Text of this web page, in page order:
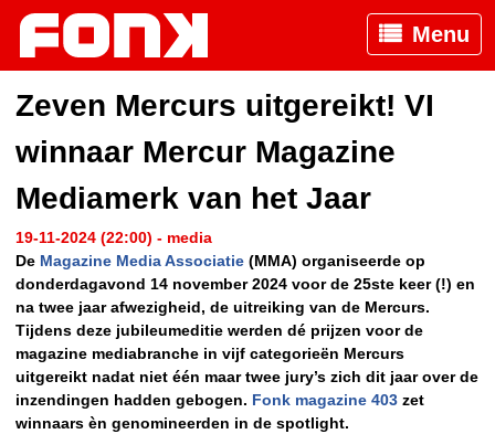
Menu
Zeven Mercurs uitgereikt! VI
winnaar Mercur Magazine
Mediamerk van het Jaar
19-11-2024 (22:00) - media
De Magazine Media Associatie (MMA) organiseerde op
donderdagavond 14 november 2024 voor de 25ste keer (!) en
na twee jaar afwezigheid, de uitreiking van de Mercurs.
Tijdens deze jubileumeditie werden dé prijzen voor de
magazine mediabranche in vijf categorieën Mercurs
uitgereikt nadat niet één maar twee jury’s zich dit jaar over de
inzendingen hadden gebogen. Fonk magazine 403 zet
winnaars èn genomineerden in de spotlight.